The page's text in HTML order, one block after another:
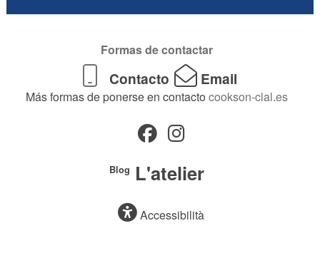
Formas de contactar
Contacto Email
Más formas de ponerse en contacto cookson-clal.es
Blog L'atelier
Accessibilità